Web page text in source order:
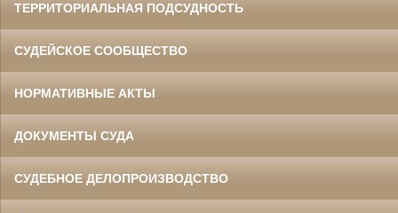
ТЕРРИТОРИАЛЬНАЯ ПОДСУДНОСТЬ
СУДЕЙСКОЕ СООБЩЕСТВО
НОРМАТИВНЫЕ АКТЫ
ДОКУМЕНТЫ СУДА
СУДЕБНОЕ ДЕЛОПРОИЗВОДСТВО